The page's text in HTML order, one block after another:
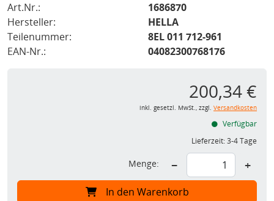
Art.Nr.:
1686870
Hersteller:
HELLA
Teilenummer:
8EL 011 712-961
EAN-Nr.:
04082300768176
200,34 €
inkl. gesetzl. MwSt., zzgl. Versandkosten
Verfügbar
Lieferzeit:3-4 Tage
Menge: − +
In den Warenkorb